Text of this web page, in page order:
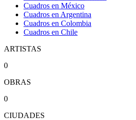
Cuadros en México
Cuadros en Argentina
Cuadros en Colombia
Cuadros en Chile
ARTISTAS
0
OBRAS
0
CIUDADES